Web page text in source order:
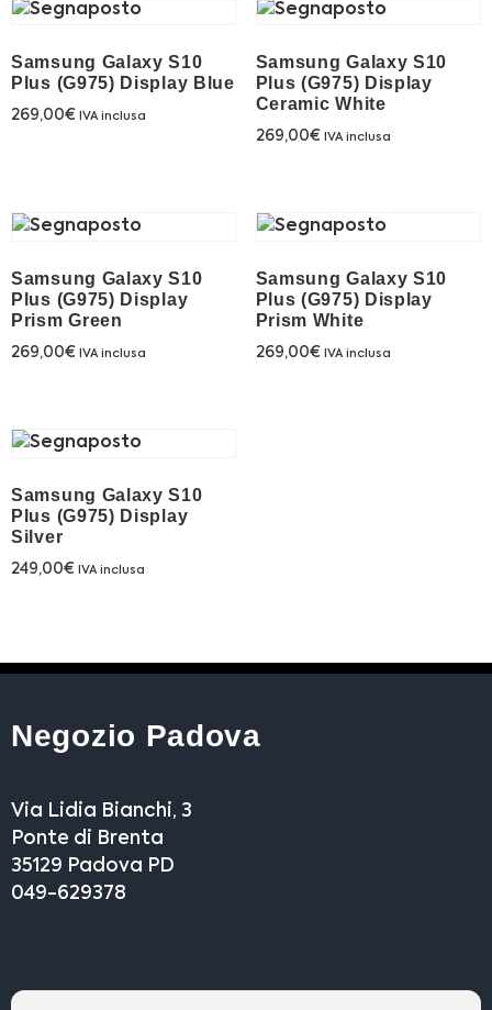
Samsung Galaxy S10
Plus (G975) Display Blue
269,00€ IVA inclusa
Samsung Galaxy S10
Plus (G975) Display
Ceramic White
269,00€ IVA inclusa
Samsung Galaxy S10
Plus (G975) Display
Prism Green
269,00€ IVA inclusa
Samsung Galaxy S10
Plus (G975) Display
Prism White
269,00€ IVA inclusa
Samsung Galaxy S10
Plus (G975) Display
Silver
249,00€ IVA inclusa
Negozio Padova
Via Lidia Bianchi, 3
Ponte di Brenta
35129 Padova PD
049-629378